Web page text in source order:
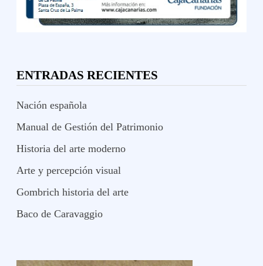
ENTRADAS RECIENTES
Nación española
Manual de Gestión del Patrimonio
Historia del arte moderno
Arte y percepción visual
Gombrich historia del arte
Baco de Caravaggio